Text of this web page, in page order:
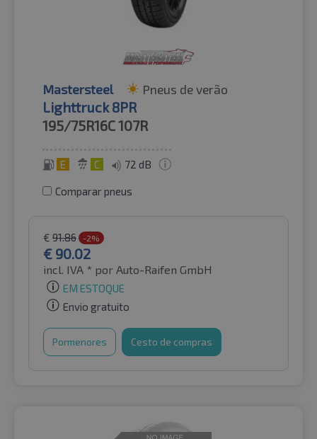
Mastersteel Pneus de verão
Lighttruck 8PR
195/75R16C107R
E C 72 dB
Comparar pneus
€ 91.86 -2%
€ 90.02
incl. IVA * por Auto-Raifen GmbH
EM ESTOQUE
Envio gratuito
Pormenores Cesto de compras